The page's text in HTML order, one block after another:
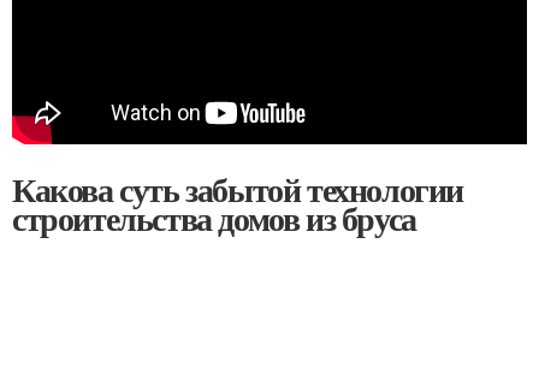
Какова суть забытой технологии
строительства домов из бруса